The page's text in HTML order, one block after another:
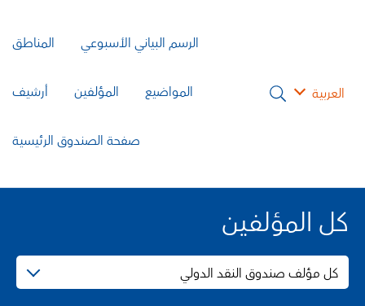
العربية
الرسم البياني الأسبوعي المناطق
المواضيع المؤلفين أرشيف
صفحة الصندوق الرئيسية
كل المؤلفين
كل مؤلف صندوق النقد الدولي